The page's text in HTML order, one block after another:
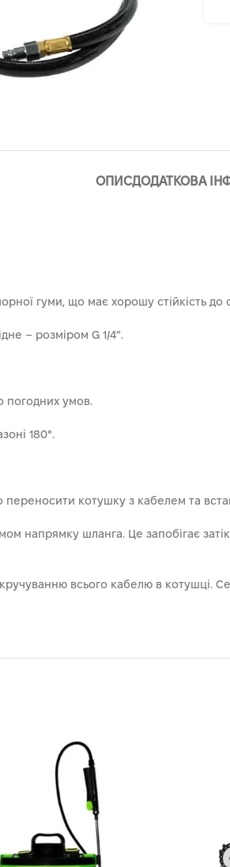
ОПИСДОДАТКОВА
гуми, що має хорошу стійкість до
– розміром G 1/4”.
погодних умов.
180°.
котушку з кабелем та
напрямку шланга. Це запобігає
всього кабелю в котушці.